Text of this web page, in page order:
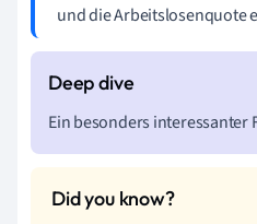
und die Arbeitslosenquote
Ein besonders interessanter